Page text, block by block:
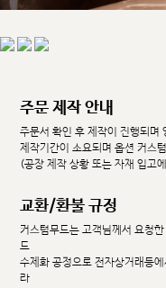
주문 제작 안내
주문서 확인 후 제작이 진행되
제작기간이 소요되며 옵션 커스
(공장 제작 상황 또는 자재 입고
교환/환불 규정
커스텀무드는 고객님께서 요청
드
수제화 공정으로 전자상거래등
라